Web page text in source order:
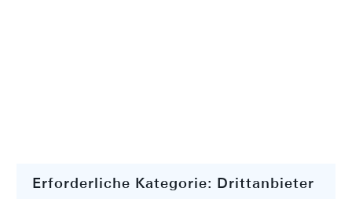
Erforderliche Kategorie: Drittanbieter